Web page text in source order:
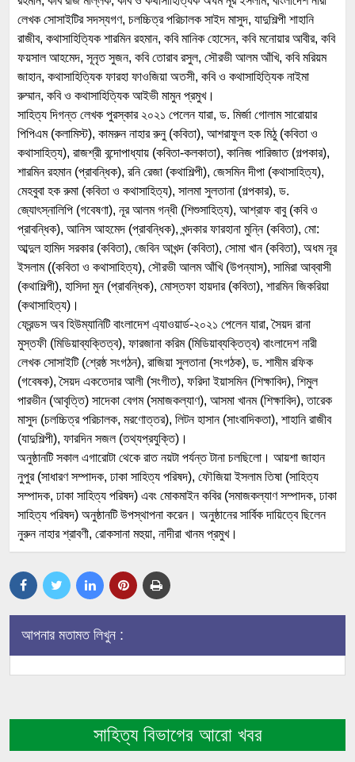
লেখক সোসাইটির সদস্যগণ, চলচ্চিত্র পরিচালক সাইদ মাসুদ, যাদুশিল্পী শাহানি
রাজীব, কথাসাহিত্যিক শারমিন রহমান, কবি মানিক হোসেন, কবি মনোয়ার আবীর, কবি
ফয়সাল আহমেদ, সূনৃত সুজন, কবি তোরাব রসুল, সৌরভী আলম আঁখি, কবি মরিয়ম
জাহান, কথাসাহিত্যিক ফারহা ফাওজিয়া অতসী, কবি ও কথাসাহিত্যিক নাইমা
রুম্মান, কবি ও কথাসাহিত্যিক আইভী মামুন প্রমুখ।
সাহিত্য দিগন্ত লেখক পুরস্কার ২০২১ পেলেন যারা, ড. মির্জা গোলাম সারোয়ার
পিপিএম (কলামিস্ট), কামরুন নাহার রুনু (কবিতা), আশরাফুল হক মিঠু (কবিতা ও
কথাসাহিত্য), রাজশ্রী বন্দোপাধ্যায় (কবিতা-কলকাতা), কানিজ পারিজাত (গল্পকার),
শারমিন রহমান (প্রাবন্ধিক), রনি রেজা (কথাশিল্পী), জেসমিন দীপা (কথাসাহিত্য),
মেহবুবা হক রুমা (কবিতা ও কথাসাহিত্য), সালমা সুলতানা (গল্পকার), ড.
জ্যোৎস্নালিপি (গবেষণা), নূর আলম গন্ধী (শিশুসাহিত্য), আশ্রাফ বাবু (কবি ও
প্রাবন্ধিক), আনিস আহমেদ (প্রাবন্ধিক), খন্দকার ফারহানা মুন্নি (কবিতা), মো:
আব্দুল হামিদ সরকার (কবিতা), জেবিন আখন্দ (কবিতা), সোমা খান (কবিতা), অধম নূর
ইসলাম ((কবিতা ও কথাসাহিত্য), সৌরভী আলম আঁখি (উপন্যাস), সামিরা আব্বাসী
(কথাশিল্পী), হাসিদা মুন (প্রাবন্ধিক), মোস্তফা হায়দার (কবিতা), শারমিন জিকরিয়া
(কথাসাহিত্য)।
ফ্রেন্ডস অব হিউম্যানিটি বাংলাদেশ এ্যাওয়ার্ড-২০২১ পেলেন যারা, সৈয়দ রানা
মুস্তফী (মিডিয়াব্যক্তিত্ব), ফারজানা করিম (মিডিয়াব্যক্তিত্ব) বাংলাদেশ নারী
লেখক সোসাইটি (শ্রেষ্ঠ সংগঠন), রাজিয়া সুলতানা (সংগঠক), ড. শামীম রফিক
(গবেষক), সৈয়দ একতেদার আলী (সংগীত), ফরিদা ইয়াসমিন (শিক্ষাবিদ), শিমুল
পারভীন (আবৃত্তি) সাদেকা বেগম (সমাজকল্যাণ), আসমা খানম (শিক্ষাবিদ), তারেক
মাসুদ (চলচ্চিত্র পরিচালক, মরণোত্তর), লিটন হাসান (সাংবাদিকতা), শাহানি রাজীব
(যাদুশিল্পী), ফারদিন সজল (তথ্যপ্রযুক্তি)।
অনুষ্ঠানটি সকাল এগারোটা থেকে রাত নয়টা পর্যন্ত টানা চলছিলো। আয়শা জাহান
নুপুর (সাধারণ সম্পাদক, ঢাকা সাহিত্য পরিষদ), ফৌজিয়া ইসলাম তিষা (সাহিত্য
সম্পাদক, ঢাকা সাহিত্য পরিষদ) এবং মোকমাইন কবির (সমাজকল্যাণ সম্পাদক, ঢাকা
সাহিত্য পরিষদ) অনুষ্ঠানটি উপস্থাপনা করেন। অনুষ্ঠানের সার্বিক দায়িত্বে ছিলেন
নুরুন নাহার শ্রাবণী, রোকসানা মহুয়া, নাদীরা খানম প্রমুখ।
আপনার মতামত লিখুন :
সাহিত্য বিভাগের আরো খবর